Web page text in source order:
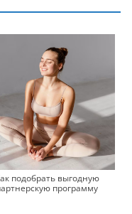
подобрать выгодную
программу